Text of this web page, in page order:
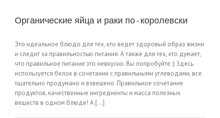
Органические яйца и раки по-королевски
Это идеальное блюдо для тех, кто ведет здоровый образ жизни
и следит за правильностью питания. А также для тех, кто думает,
что правильное питание это невкусно. Вы попробуйте :) Здесь
используется белок в сочетании с правильными углеводами, все
тщательно продумано и взвешено. Правильное сочетание
продуктов, качественные ингредиенты и масса полезных
веществ в одном блюде! А [...]